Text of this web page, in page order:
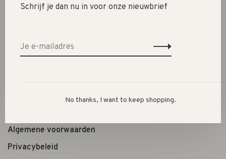
Schoenen
Lifestyle
Algemene voorwaarden
Privacybeleid
Schrijf je dan nu in voor onze nieuwbrief
No thanks, I want to keep shopping.